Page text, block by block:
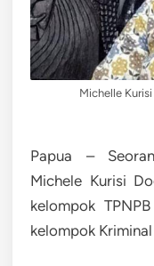
Michelle
Papua –
Michele Kurisi
kelompok
kelompok